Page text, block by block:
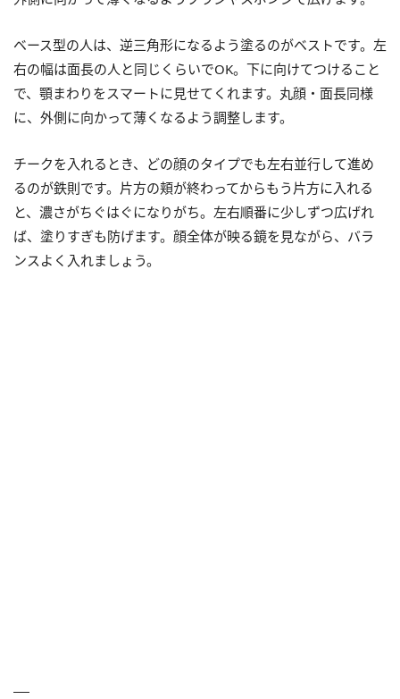
ベース型の人は、逆三角形になるよう塗るのがベストです。左
右の幅は面長の人と同じくらいでOK。下に向けてつけること
で、顎まわりをスマートに見せてくれます。丸顔・面長同様
に、外側に向かって薄くなるよう調整します。
チークを入れるとき、どの顔のタイプでも左右並行して進め
るのが鉄則です。片方の頬が終わってからもう片方に入れる
と、濃さがちぐはぐになりがち。左右順番に少しずつ広げれ
ば、塗りすぎも防げます。顔全体が映る鏡を見ながら、バラ
ンスよく入れましょう。